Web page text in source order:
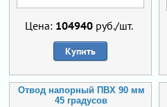
Цена: 104940руб./шт.
Купить
Отвод напорный ПВХ 90 мм
45 градусов